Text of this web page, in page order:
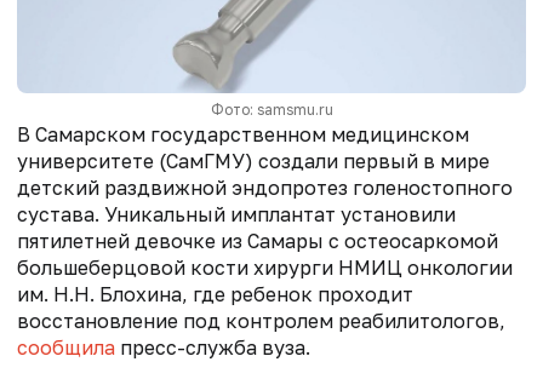
Фото: samsmu.ru
В Самарском государственном медицинском
университете (СамГМУ) создали первый в мире
детский раздвижной эндопротез голеностопного
сустава. Уникальный имплантат установили
пятилетней девочке из Самары с остеосаркомой
большеберцовой кости хирурги НМИЦ онкологии
им. Н.Н. Блохина, где ребенок проходит
восстановление под контролем реабилитологов,
сообщила пресс-служба вуза.